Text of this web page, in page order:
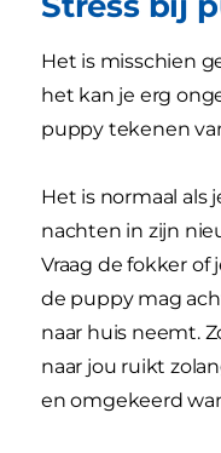
Het is misschien
het kan je erg
puppy tekenen
Het is normaal als
nachten in zijn
Vraag de fokker of
de puppy mag
naar huis neemt.
naar jou ruikt
en omgekeerd